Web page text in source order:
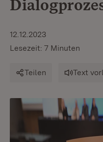
12.12.2023
Lesezeit: 7 Minuten
Teilen Text